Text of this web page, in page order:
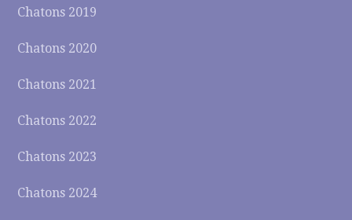
Chatons 2019
Chatons 2020
Chatons 2021
Chatons 2022
Chatons 2023
Chatons 2024